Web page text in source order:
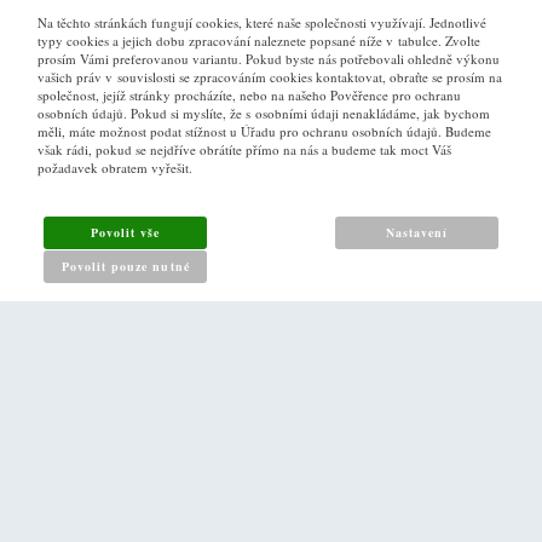
VŠE O NÁKUPU
Jak nakupovat
Reklamační řád
Zásady pro nakládání s osobními údaji
Na těchto stránkách fungují cookies, které naše společnosti využívají. Jednotlivé
typy cookies a jejich dobu zpracování naleznete popsané níže v tabulce. Zvolte
prosím Vámi preferovanou variantu. Pokud byste nás potřebovali ohledně výkonu
vašich práv v souvislosti se zpracováním cookies kontaktovat, obraťte se prosím na
společnost, jejíž stránky procházíte, nebo na našeho Pověřence pro ochranu
osobních údajů. Pokud si myslíte, že s osobními údaji nenakládáme, jak bychom
měli, máte možnost podat stížnost u Úřadu pro ochranu osobních údajů. Budeme
však rádi, pokud se nejdříve obrátíte přímo na nás a budeme tak moct Váš
požadavek obratem vyřešit.
Povolit vše
Povolit pouze nutné
Nastavení